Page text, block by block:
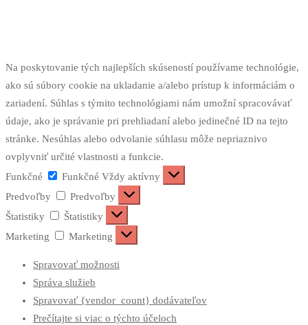
Na poskytovanie tých najlepších skúseností používame technológie,
ako sú súbory cookie na ukladanie a/alebo prístup k informáciám o
zariadení. Súhlas s týmito technológiami nám umožní spracovávať
údaje, ako je správanie pri prehliadaní alebo jedinečné ID na tejto
stránke. Nesúhlas alebo odvolanie súhlasu môže nepriaznivo
ovplyvniť určité vlastnosti a funkcie.
Funkčné
Funkčné Vždy aktívny
Predvoľby
Predvoľby
Štatistiky
Štatistiky
Marketing
Marketing
Spravovať možnosti
Správa služieb
Spravovať {vendor_count} dodávateľov
Prečítajte si viac o týchto účeloch